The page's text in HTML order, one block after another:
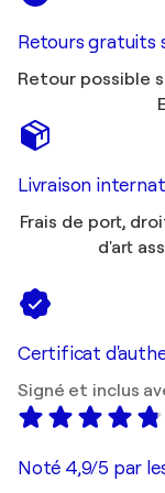
Retours gratuits
Retour possible
Livraison
Frais de port,
d'art
Certificat
Signé et inclus
Noté 4,9/5 par